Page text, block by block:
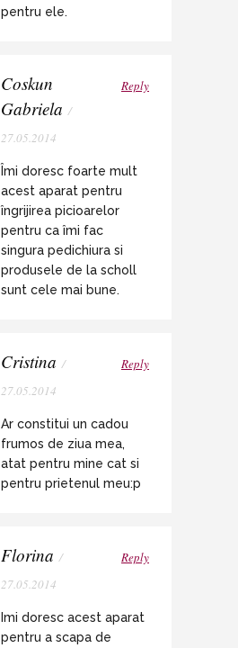
pentru ele.
Coskun
Gabriela /
27.05.2014
Reply
Îmi doresc foarte mult
acest aparat pentru
îngrijirea picioarelor
pentru ca îmi fac
singura pedichiura si
produsele de la scholl
sunt cele mai bune.
Cristina /
27.05.2014
Reply
Ar constitui un cadou
frumos de ziua mea,
atat pentru mine cat si
pentru prietenul meu:p
Florina /
27.05.2014
Reply
Imi doresc acest aparat
pentru a scapa de